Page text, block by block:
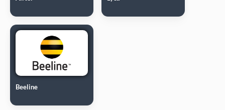
Beeline